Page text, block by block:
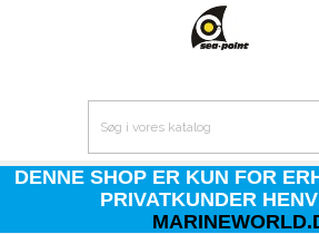
DENNE SHOP ER KUN FOR
PRIVATKUNDER